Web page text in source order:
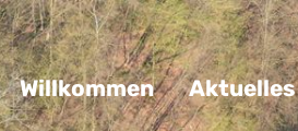
Navigation überspringen
Willkommen Aktuelles